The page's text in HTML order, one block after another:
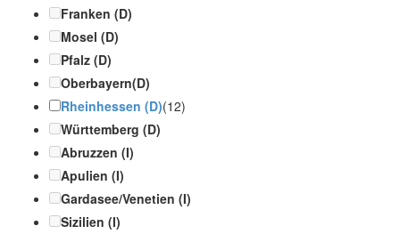
Franken (D)
Mosel (D)
Pfalz (D)
Oberbayern(D)
Rheinhessen (D)(12)
Württemberg (D)
Abruzzen (I)
Apulien (I)
Gardasee/Venetien (I)
Sizilien (I)